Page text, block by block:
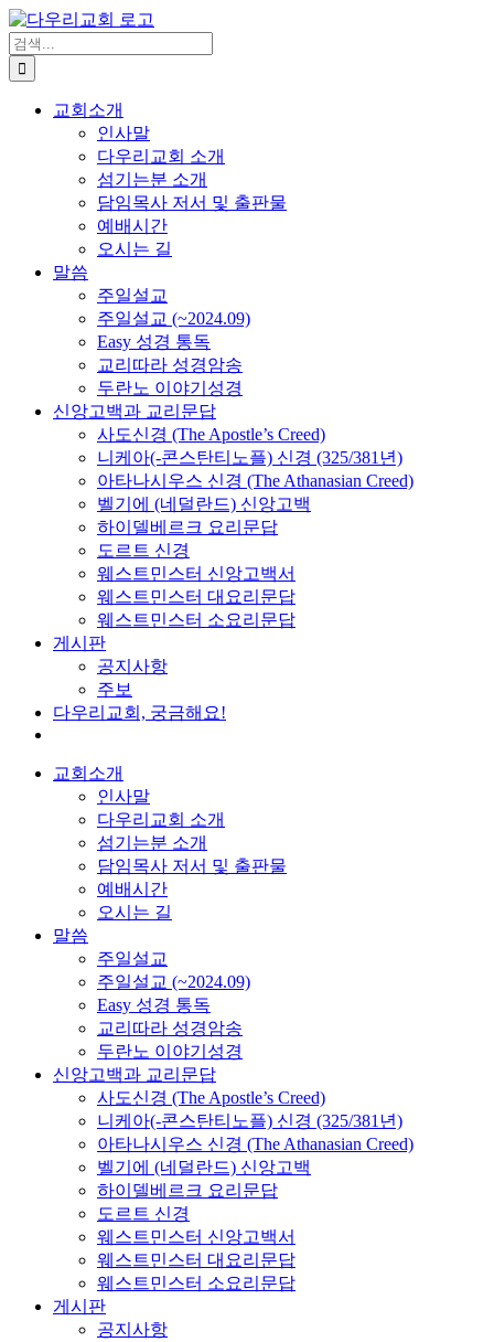
Skip
to
content
검
색
...
교회소개
인사말
다우리교회 소개
섬기는분 소개
담임목사 저서 및 출판물
예배시간
오시는 길
말씀
주일설교
주일설교 (~2024.09)
Easy 성경 통독
교리따라 성경암송
두란노 이야기성경
신앙고백과 교리문답
사도신경 (The Apostle’s Creed)
니케아(-콘스탄티노플) 신경 (325/381년)
아타나시우스 신경 (The Athanasian Creed)
벨기에 (네덜란드) 신앙고백
하이델베르크 요리문답
도르트 신경
웨스트민스터 신앙고백서
웨스트민스터 대요리문답
웨스트민스터 소요리문답
게시판
공지사항
주보
다우리교회, 궁금해요!
교회소개
인사말
다우리교회 소개
섬기는분 소개
담임목사 저서 및 출판물
예배시간
오시는 길
말씀
주일설교
주일설교 (~2024.09)
Easy 성경 통독
교리따라 성경암송
두란노 이야기성경
신앙고백과 교리문답
사도신경 (The Apostle’s Creed)
니케아(-콘스탄티노플) 신경 (325/381년)
아타나시우스 신경 (The Athanasian Creed)
벨기에 (네덜란드) 신앙고백
하이델베르크 요리문답
도르트 신경
웨스트민스터 신앙고백서
웨스트민스터 대요리문답
웨스트민스터 소요리문답
게시판
공지사항